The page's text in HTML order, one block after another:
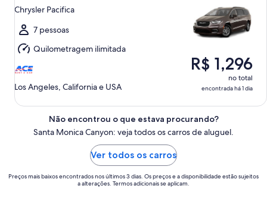
de
ago.
sex.,
14
de
Chrysler Pacifica
7 pessoas
Quilometragem ilimitada
Los Angeles, California e USA
R$ 1,296
no total
encontrada há 1 dia
Não encontrou o que estava procurando?
Santa Monica Canyon: veja todos os carros de aluguel.
Ver todos os carros
Preços mais baixos encontrados nos últimos 3 dias. Os preços e a disponibilidade estão sujeitos
a alterações. Termos adicionais se aplicam.